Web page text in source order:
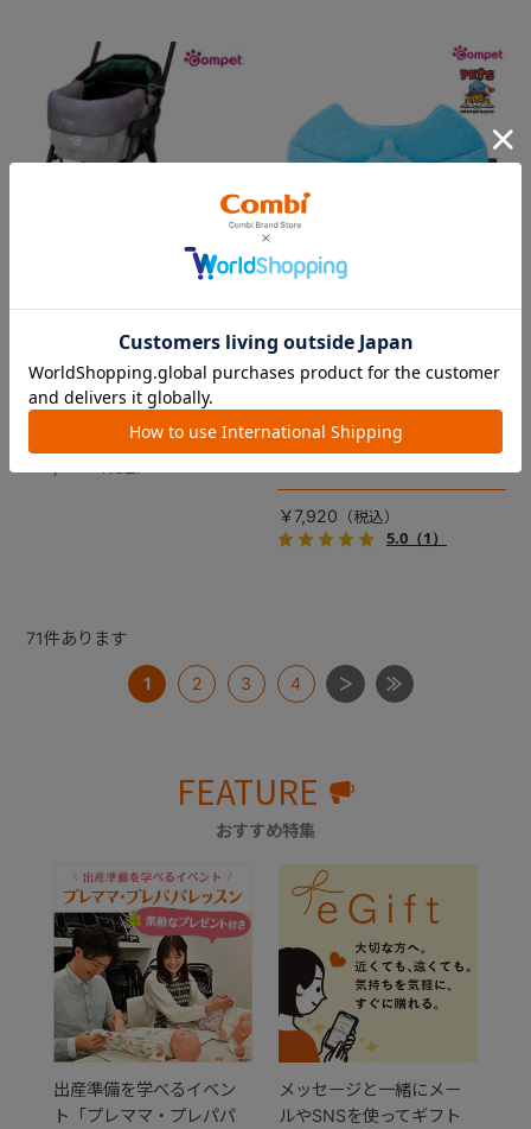
コムペット リバーシブルコン
裏面は接触冷感生地で暑い季
節も快適！ペットカートをお
しゃれに・かわいく・かっこ
DRAGON QUEST PETs コン
フォートクッション スライム
【コムペット ペットカート
用】
愛車の目印に！ふわふわ生地
あごのせクッション。
￥7,920
5.0（1）
71件あります
1 2 3 4
FEATURE
おすすめ特集
出産準備を学べるイベン
ト「プレママ・プレパパ
メッセージと一緒にメー
ルやSNSを使ってギフト